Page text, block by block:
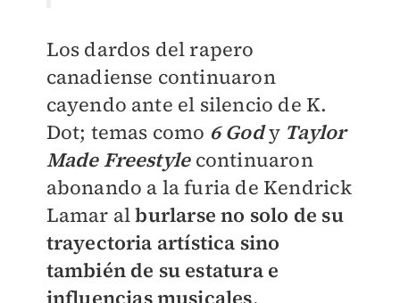
Los dardos del rapero
canadiense continuaron
cayendo ante el silencio de K.
Dot; temas como 6 Gody Taylor
Made Freestylecontinuaron
abonando a la furia de Kendrick
Lamar alburlarse no solo de su
trayectoria artística sino
también de su estatura e